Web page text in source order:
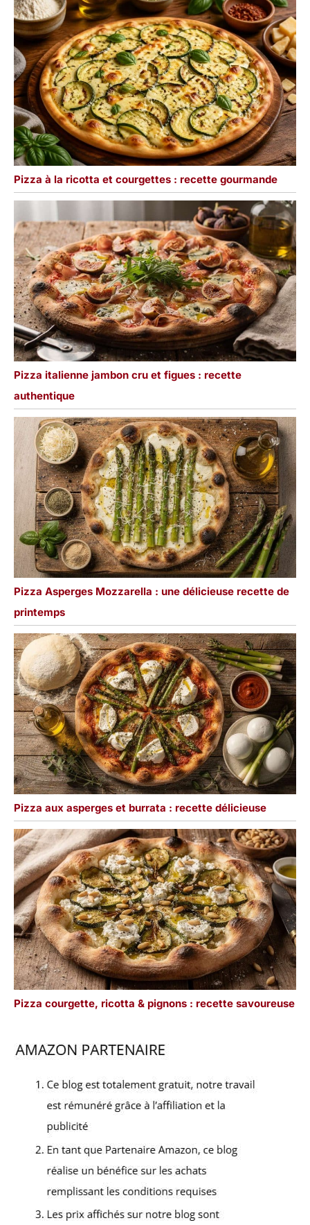
Pizza à la ricotta et courgettes : recette gourmande
Pizza italienne jambon cru et figues : recette
authentique
Pizza Asperges Mozzarella : une délicieuse recette de
printemps
Pizza aux asperges et burrata : recette délicieuse
Pizza courgette, ricotta & pignons : recette savoureuse